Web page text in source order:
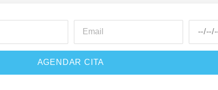
AGENDAR CITA